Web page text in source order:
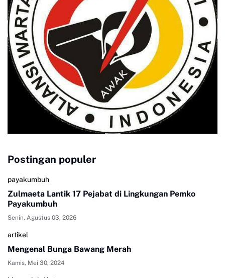
Postingan populer
payakumbuh
Zulmaeta Lantik 17 Pejabat di Lingkungan Pemko
Payakumbuh
Senin, Agustus 03, 2026
artikel
Mengenal Bunga Bawang Merah
Kamis, Mei 30, 2024